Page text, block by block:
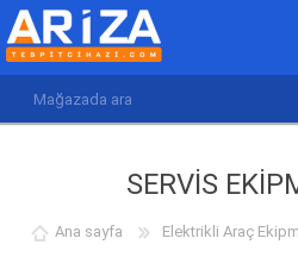
SERVIS
Ana sayfa Elektrikli Araç